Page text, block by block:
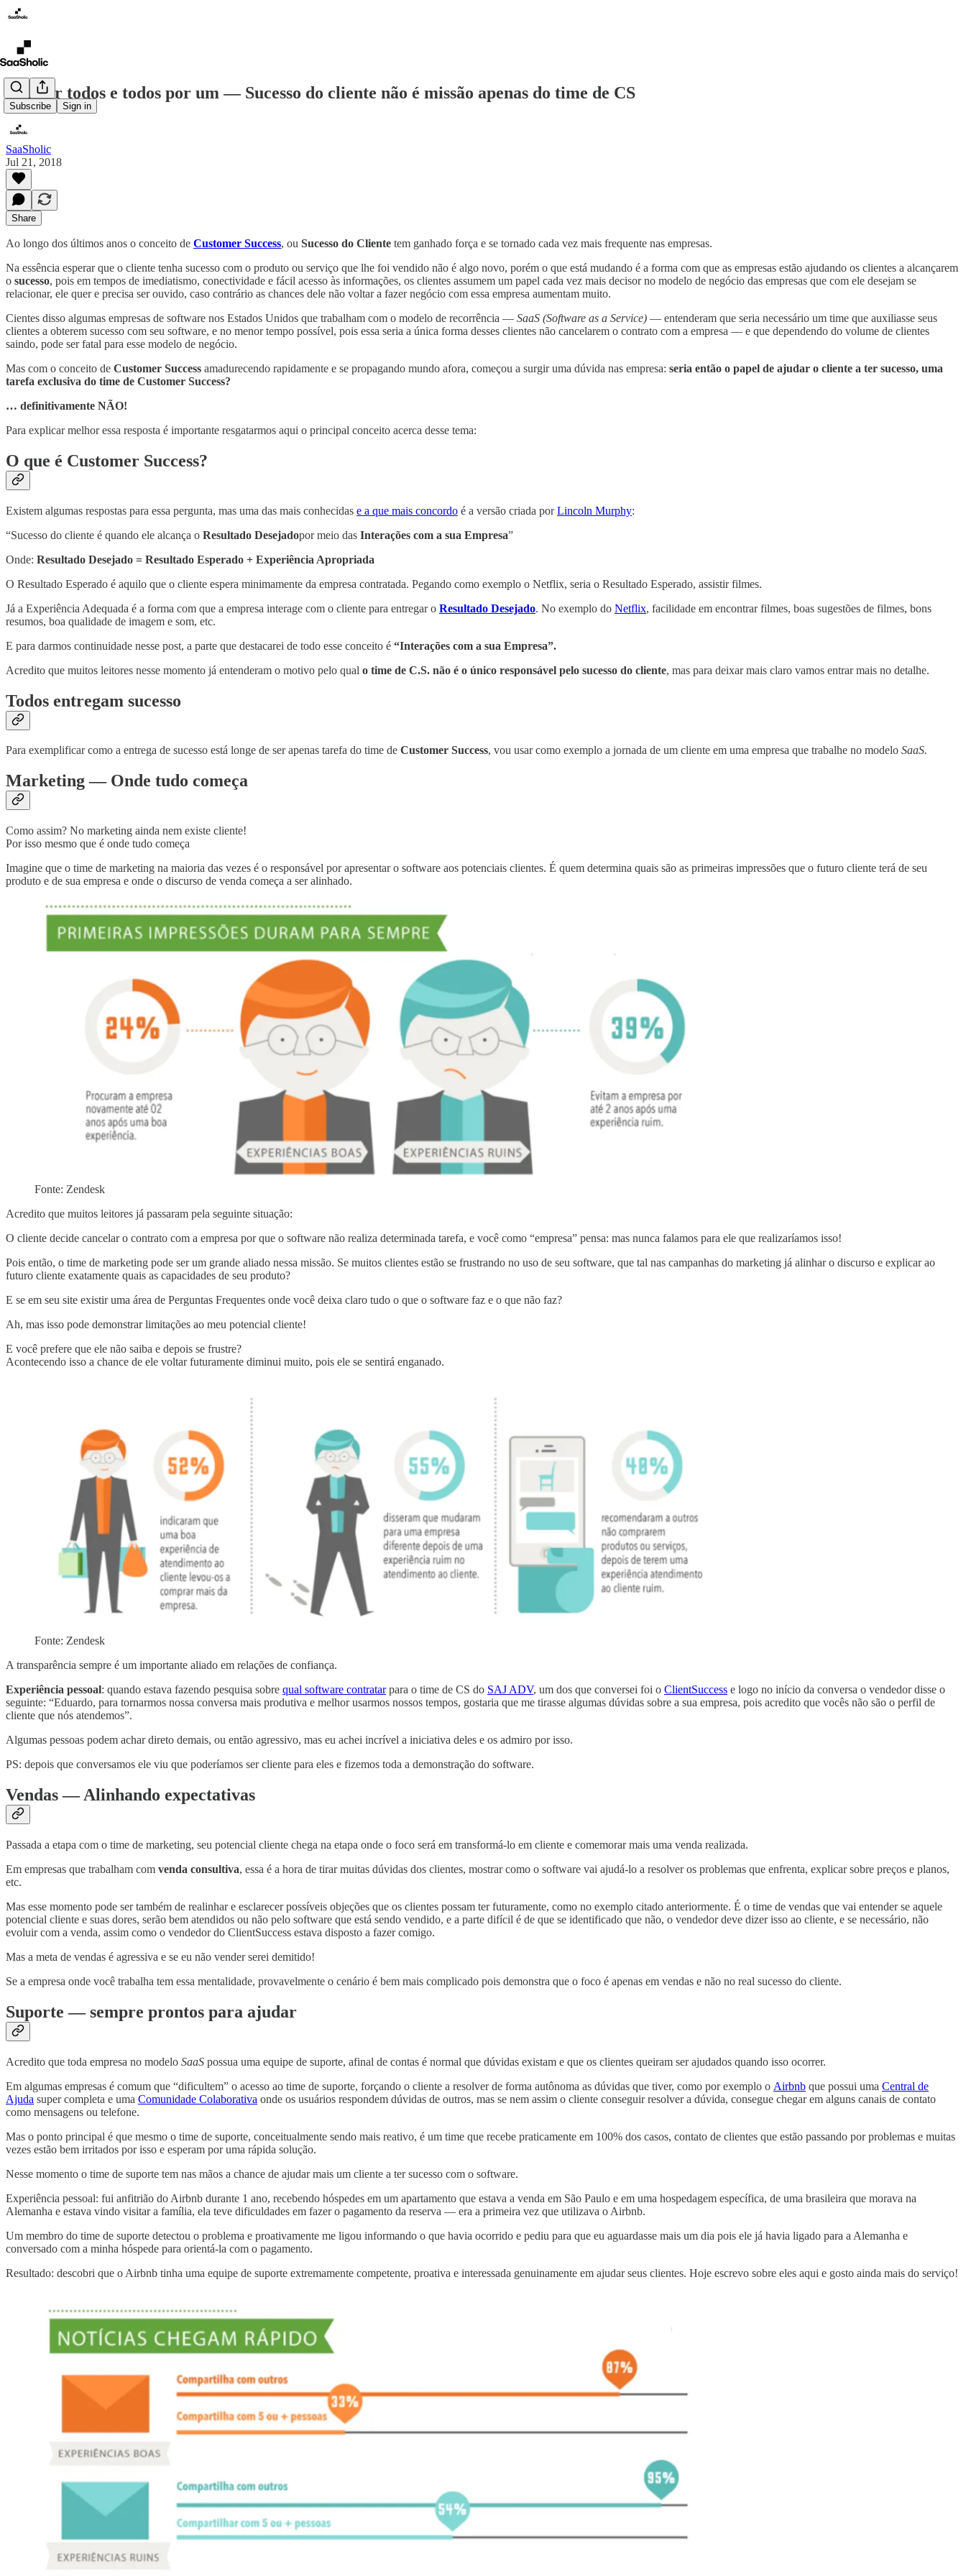
Subscribe Sign in
Um por todos e todos por um — Sucesso do cliente não é missão apenas do time de CS
SaaSholic
Jul 21, 2018
Share
Ao longo dos últimos anos o conceito de Customer Success, ou Sucesso do Cliente tem ganhado força e se tornado cada vez mais frequente nas empresas.
Na essência esperar que o cliente tenha sucesso com o produto ou serviço que lhe foi vendido não é algo novo, porém o que está mudando é a forma com que as empresas estão ajudando os clientes a alcançarem
o sucesso, pois em tempos de imediatismo, conectividade e fácil acesso às informações, os clientes assumem um papel cada vez mais decisor no modelo de negócio das empresas que com ele desejam se
relacionar, ele quer e precisa ser ouvido, caso contrário as chances dele não voltar a fazer negócio com essa empresa aumentam muito.
Cientes disso algumas empresas de software nos Estados Unidos que trabalham com o modelo de recorrência — SaaS (Software as a Service) — entenderam que seria necessário um time que auxiliasse seus
clientes a obterem sucesso com seu software, e no menor tempo possível, pois essa seria a única forma desses clientes não cancelarem o contrato com a empresa — e que dependendo do volume de clientes
saindo, pode ser fatal para esse modelo de negócio.
Mas com o conceito de Customer Success amadurecendo rapidamente e se propagando mundo afora, começou a surgir uma dúvida nas empresa: seria então o papel de ajudar o cliente a ter sucesso, uma
tarefa exclusiva do time de Customer Success?
… definitivamente NÃO!
Para explicar melhor essa resposta é importante resgatarmos aqui o principal conceito acerca desse tema:
O que é Customer Success?
Existem algumas respostas para essa pergunta, mas uma das mais conhecidas e a que mais concordo é a versão criada porLincoln Murphy:
“Sucesso do cliente é quando ele alcança o Resultado Desejadopor meio das Interações com a sua Empresa”
Onde: Resultado Desejado = Resultado Esperado + Experiência Apropriada
O Resultado Esperado é aquilo que o cliente espera minimamente da empresa contratada. Pegando como exemplo o Netflix, seria o Resultado Esperado, assistir filmes.
Já a Experiência Adequada é a forma com que a empresa interage com o cliente para entregar o Resultado Desejado. No exemplo do Netflix, facilidade em encontrar filmes, boas sugestões de filmes, bons
resumos, boa qualidade de imagem e som, etc.
E para darmos continuidade nesse post, a parte que destacarei de todo esse conceito é “Interações com a sua Empresa”.
Acredito que muitos leitores nesse momento já entenderam o motivo pelo qual o time de C.S. não é o único responsável pelo sucesso do cliente, mas para deixar mais claro vamos entrar mais no detalhe.
Todos entregam sucesso
Para exemplificar como a entrega de sucesso está longe de ser apenas tarefa do time de Customer Success, vou usar como exemplo a jornada de um cliente em uma empresa que trabalhe no modelo SaaS.
Marketing — Onde tudo começa
Como assim? No marketing ainda nem existe cliente!
Por isso mesmo que é onde tudo começa
Imagine que o time de marketing na maioria das vezes é o responsável por apresentar o software aos potenciais clientes. É quem determina quais são as primeiras impressões que o futuro cliente terá de seu
produto e de sua empresa e onde o discurso de venda começa a ser alinhado.
Fonte: Zendesk
Acredito que muitos leitores já passaram pela seguinte situação:
O cliente decide cancelar o contrato com a empresa por que o software não realiza determinada tarefa, e você como “empresa” pensa: mas nunca falamos para ele que realizaríamos isso!
Pois então, o time de marketing pode ser um grande aliado nessa missão. Se muitos clientes estão se frustrando no uso de seu software, que tal nas campanhas do marketing já alinhar o discurso e explicar ao
futuro cliente exatamente quais as capacidades de seu produto?
E se em seu site existir uma área de Perguntas Frequentes onde você deixa claro tudo o que o software faz e o que não faz?
Ah, mas isso pode demonstrar limitações ao meu potencial cliente!
E você prefere que ele não saiba e depois se frustre?
Acontecendo isso a chance de ele voltar futuramente diminui muito, pois ele se sentirá enganado.
Fonte: Zendesk
A transparência sempre é um importante aliado em relações de confiança.
Experiência pessoal: quando estava fazendo pesquisa sobre qual software contratarpara o time de CS do SAJ ADV, um dos que conversei foi o ClientSuccess e logo no início da conversa o vendedor disse o
seguinte: “Eduardo, para tornarmos nossa conversa mais produtiva e melhor usarmos nossos tempos, gostaria que me tirasse algumas dúvidas sobre a sua empresa, pois acredito que vocês não são o perfil de
cliente que nós atendemos”.
Algumas pessoas podem achar direto demais, ou então agressivo, mas eu achei incrível a iniciativa deles e os admiro por isso.
PS: depois que conversamos ele viu que poderíamos ser cliente para eles e fizemos toda a demonstração do software.
Vendas — Alinhando expectativas
Passada a etapa com o time de marketing, seu potencial cliente chega na etapa onde o foco será em transformá-lo em cliente e comemorar mais uma venda realizada.
Em empresas que trabalham com venda consultiva, essa é a hora de tirar muitas dúvidas dos clientes, mostrar como o software vai ajudá-lo a resolver os problemas que enfrenta, explicar sobre preços e planos,
etc.
Mas esse momento pode ser também de realinhar e esclarecer possíveis objeções que os clientes possam ter futuramente, como no exemplo citado anteriormente. É o time de vendas que vai entender se aquele
potencial cliente e suas dores, serão bem atendidos ou não pelo software que está sendo vendido, e a parte difícil é de que se identificado que não, o vendedor deve dizer isso ao cliente, e se necessário, não
evoluir com a venda, assim como o vendedor do ClientSuccess estava disposto a fazer comigo.
Mas a meta de vendas é agressiva e se eu não vender serei demitido!
Se a empresa onde você trabalha tem essa mentalidade, provavelmente o cenário é bem mais complicado pois demonstra que o foco é apenas em vendas e não no real sucesso do cliente.
Suporte — sempre prontos para ajudar
Acredito que toda empresa no modelo SaaS possua uma equipe de suporte, afinal de contas é normal que dúvidas existam e que os clientes queiram ser ajudados quando isso ocorrer.
Em algumas empresas é comum que “dificultem” o acesso ao time de suporte, forçando o cliente a resolver de forma autônoma as dúvidas que tiver, como por exemplo o Airbnb que possui uma Central de
Ajuda super completa e uma Comunidade Colaborativa onde os usuários respondem dúvidas de outros, mas se nem assim o cliente conseguir resolver a dúvida, consegue chegar em alguns canais de contato
como mensagens ou telefone.
Mas o ponto principal é que mesmo o time de suporte, conceitualmente sendo mais reativo, é um time que recebe praticamente em 100% dos casos, contato de clientes que estão passando por problemas e muitas
vezes estão bem irritados por isso e esperam por uma rápida solução.
Nesse momento o time de suporte tem nas mãos a chance de ajudar mais um cliente a ter sucesso com o software.
Experiência pessoal: fui anfitrião do Airbnb durante 1 ano, recebendo hóspedes em um apartamento que estava a venda em São Paulo e em uma hospedagem específica, de uma brasileira que morava na
Alemanha e estava vindo visitar a família, ela teve dificuldades em fazer o pagamento da reserva — era a primeira vez que utilizava o Airbnb.
Um membro do time de suporte detectou o problema e proativamente me ligou informando o que havia ocorrido e pediu para que eu aguardasse mais um dia pois ele já havia ligado para a Alemanha e
conversado com a minha hóspede para orientá-la com o pagamento.
Resultado: descobri que o Airbnb tinha uma equipe de suporte extremamente competente, proativa e interessada genuinamente em ajudar seus clientes. Hoje escrevo sobre eles aqui e gosto ainda mais do serviço!